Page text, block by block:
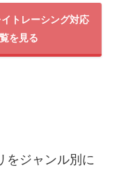
トレーシング対応
を見る
をジャンル別に